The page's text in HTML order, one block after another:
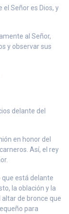
Señor es Dios, y
al Señor,
y observar sus
delante del
en honor del
Así, el rey
que está delante
la oblación y la
de bronce que
para